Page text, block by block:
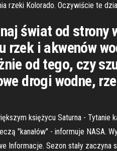
rzeki Kolorado. Oczywiście te
świat od
rzek i akwenów
od tego, czy
drogi wodne,
księżycu Saturna -
"kanałów" - informuje NASA.
Informacje. Sezon stały